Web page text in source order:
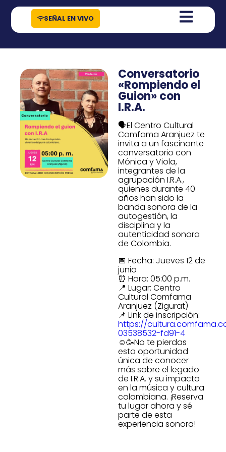
contenido
SEÑAL EN VIVO
Conversatorio
«Rompiendo el
Guion» con
I.R.A.
🗣️El Centro Cultural
Comfama Aranjuez te
invita a un fascinante
conversatorio con
Mónica y Viola,
integrantes de la
agrupación I.R.A.,
quienes durante 40
años han sido la
banda sonora de la
autogestión, la
disciplina y la
autenticidad sonora
de Colombia.
📅 Fecha: Jueves 12 de
junio
⏰ Hora: 05:00 p.m.
📍 Lugar: Centro
Cultural Comfama
Aranjuez (Zigurat)
📌 Link de inscripción:
https://
03538532-fd91-4
☺️🥳No te pierdas
esta oportunidad
única de conocer
más sobre el legado
de I.R.A. y su impacto
en la música y cultura
colombiana. ¡Reserva
tu lugar ahora y sé
parte de esta
experiencia sonora!